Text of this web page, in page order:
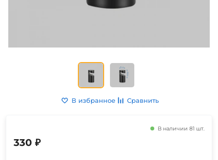
В избранное Сравнить
В наличии 81 шт.
330 ₽